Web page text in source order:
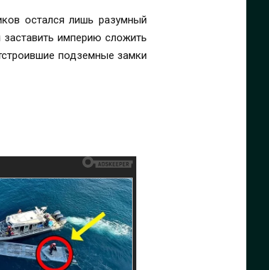
остался лишь разумный
империю сложить
подземные замки